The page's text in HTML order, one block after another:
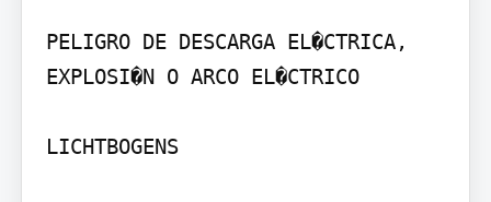
PELIGRO DE DESCARGA EL�CTRICA,
EXPLOSI�N O ARCO EL�CTRICO
LICHTBOGENS